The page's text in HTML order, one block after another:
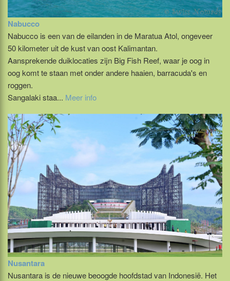
Nabucco
Nabucco is een van de eilanden in de Maratua Atol, ongeveer
50 kilometer uit de kust van oost Kalimantan.
Aansprekende duiklocaties zijn Big Fish Reef, waar je oog in
oog komt te staan met onder andere haaien, barracuda's en
roggen.
Sangalaki staa... Meer info
Nusantara
Nusantara is de nieuwe beoogde hoofdstad van Indonesië. Het